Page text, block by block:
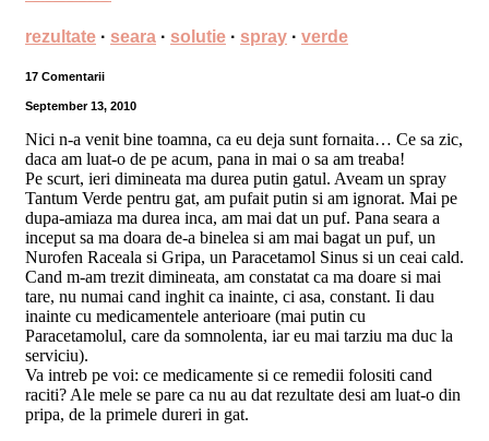
rezultate · seara · solutie · spray · verde
17 Comentarii
September 13, 2010
Nici n-a venit bine toamna, ca eu deja sunt fornaita… Ce sa zic,
daca am luat-o de pe acum, pana in mai o sa am treaba!
Pe scurt, ieri dimineata ma durea putin gatul. Aveam un spray
Tantum Verde pentru gat, am pufait putin si am ignorat. Mai pe
dupa-amiaza ma durea inca, am mai dat un puf. Pana seara a
inceput sa ma doara de-a binelea si am mai bagat un puf, un
Nurofen Raceala si Gripa, un Paracetamol Sinus si un ceai cald.
Cand m-am trezit dimineata, am constatat ca ma doare si mai
tare, nu numai cand inghit ca inainte, ci asa, constant. Ii dau
inainte cu medicamentele anterioare (mai putin cu
Paracetamolul, care da somnolenta, iar eu mai tarziu ma duc la
serviciu).
Va intreb pe voi: ce medicamente si ce remedii folositi cand
raciti? Ale mele se pare ca nu au dat rezultate desi am luat-o din
pripa, de la primele dureri in gat.